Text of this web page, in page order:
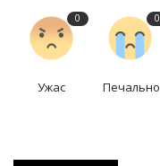
0
Ужас
0
Печально